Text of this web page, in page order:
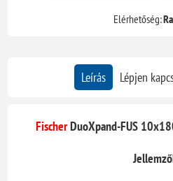
Elérhetőség:
Leírás Lépjen
FischerDuoXpand-FUS